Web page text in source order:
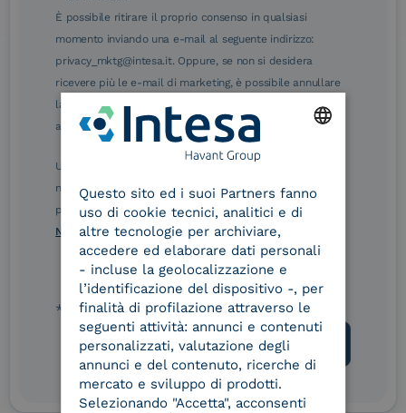
eIDAS Qualified Trust
Service Provider
eIDAS Qualified Trust
Remote Qualified
Electronic Signature /
Seal Creation
Service Provider e
Aggregatore SPID
Service Provider e
Aggregatore CIE
Conservatore
qualificato
UNI EN ISO 37001
UNI EN ISO 9001 UNI EN ISO 27001
È possibile ritirare il proprio consenso in qualsiasi
momento inviando una e-mail al seguente indirizzo:
privacy_mktg@intesa.it. Oppure, se non si desidera
ricevere più le e-mail di marketing, è possibile annullare
la sottoscrizione facendo clic sul relativo link di
annullamento sottoscrizione, in qualsiasi e-mail.
Ulteriori informazioni sulle procedure sono disponibili
nelle Norme di tutela della privacy INTESA. Inoltrando il
presente modulo, dichiaro di aver letto e compreso le
Norme di tutela della privacy INTESA.
* campo obbligatorio
ITALIAN
Questo sito ed i suoi Partners fanno
uso di cookie tecnici, analitici e di
altre tecnologie per archiviare,
accedere ed elaborare dati personali
- incluse la geolocalizzazione e
l’identificazione del dispositivo -, per
finalità di profilazione attraverso le
seguenti attività: annunci e contenuti
personalizzati, valutazione degli
annunci e del contenuto, ricerche di
mercato e sviluppo di prodotti.
Selezionando "Accetta", acconsenti